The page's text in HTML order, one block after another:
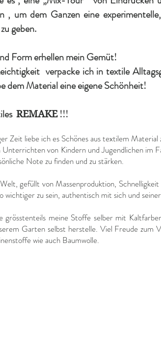
, um dem Ganzen eine
geben.
Form erhellen mein Gemüt!
verpacke ich in textile
dem Material eine eigene Schönheit!
REMAKE!!!
Zeit liebe ich es Schönes aus textilem Material
von Kindern und Jugendlichen im
Note zu finden und zu stärken.
gefüllt von Massenproduktion,
wichtiger zu sein, authentisch mit sich und
grösstenteils meine Stoffe selber mit
Garten selbst herstelle. Viel Freude zum
wie auch Baumwolle.